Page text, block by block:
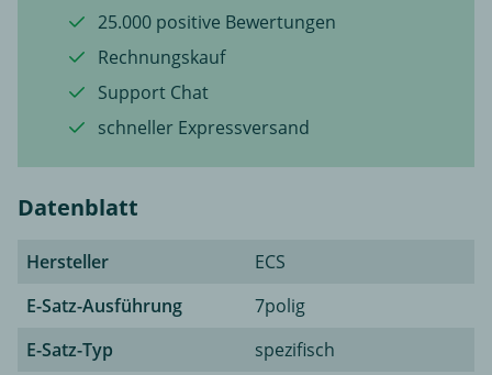
25.000 positive Bewertungen
Rechnungskauf
Support Chat
schneller Expressversand
Datenblatt
Hersteller
ECS
E-Satz-Ausführung
7polig
E-Satz-Typ
spezifisch